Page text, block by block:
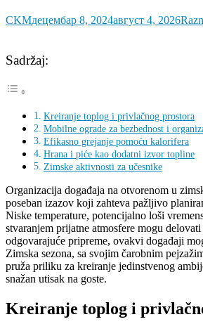
CKMдецембар 8, 2024август 4, 2026
Sadržaj:
Kreiranje toplog i privlačnog prostora
Mobilne ograde za bezbednost i
Efikasno grejanje pomoću kalorifera
Hrana i piće kao dodatni izvor topline
Zimske aktivnosti za učesnike
Organizacija događaja na otvorenom u
poseban izazov koji zahteva pažljivo
Niske temperature, potencijalno loši
stvaranjem prijatne atmosfere mogu
odgovarajuće pripreme, ovakvi događaji
Zimska sezona, sa svojim čarobnim
pruža priliku za kreiranje jedinstvenog
snažan utisak na goste.
Kreiranje toplog i